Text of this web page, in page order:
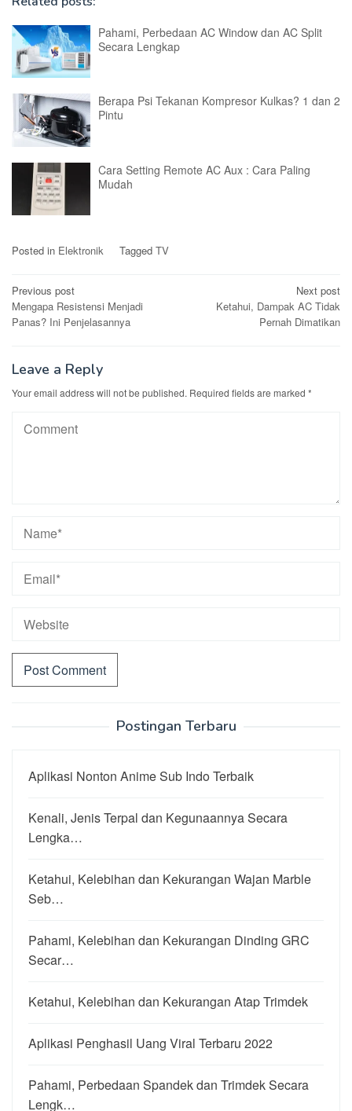
Pahami, Perbedaan AC Window dan AC Split
Secara Lengkap
Berapa Psi Tekanan Kompresor Kulkas? 1 dan 2
Pintu
Cara Setting Remote AC Aux : Cara Paling
Mudah
Posted in Elektronik Tagged TV
Post
navigation
Previous post
Mengapa Resistensi Menjadi
Panas? Ini Penjelasannya
Next post
Ketahui, Dampak AC Tidak
Pernah Dimatikan
Leave a Reply
Your email address will not be published. Required fields are marked *
Postingan Terbaru
Aplikasi Nonton Anime Sub Indo Terbaik
Kenali, Jenis Terpal dan Kegunaannya Secara
Lengka…
Ketahui, Kelebihan dan Kekurangan Wajan Marble
Seb…
Pahami, Kelebihan dan Kekurangan Dinding GRC
Secar…
Ketahui, Kelebihan dan Kekurangan Atap Trimdek
Aplikasi Penghasil Uang Viral Terbaru 2022
Pahami, Perbedaan Spandek dan Trimdek Secara
Lengk…